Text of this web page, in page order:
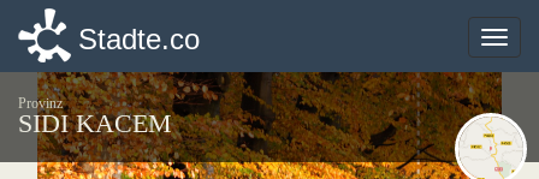
Toggle
Stadte.co
Provinz
SIDI KACEM
Toggle
Stadte.co